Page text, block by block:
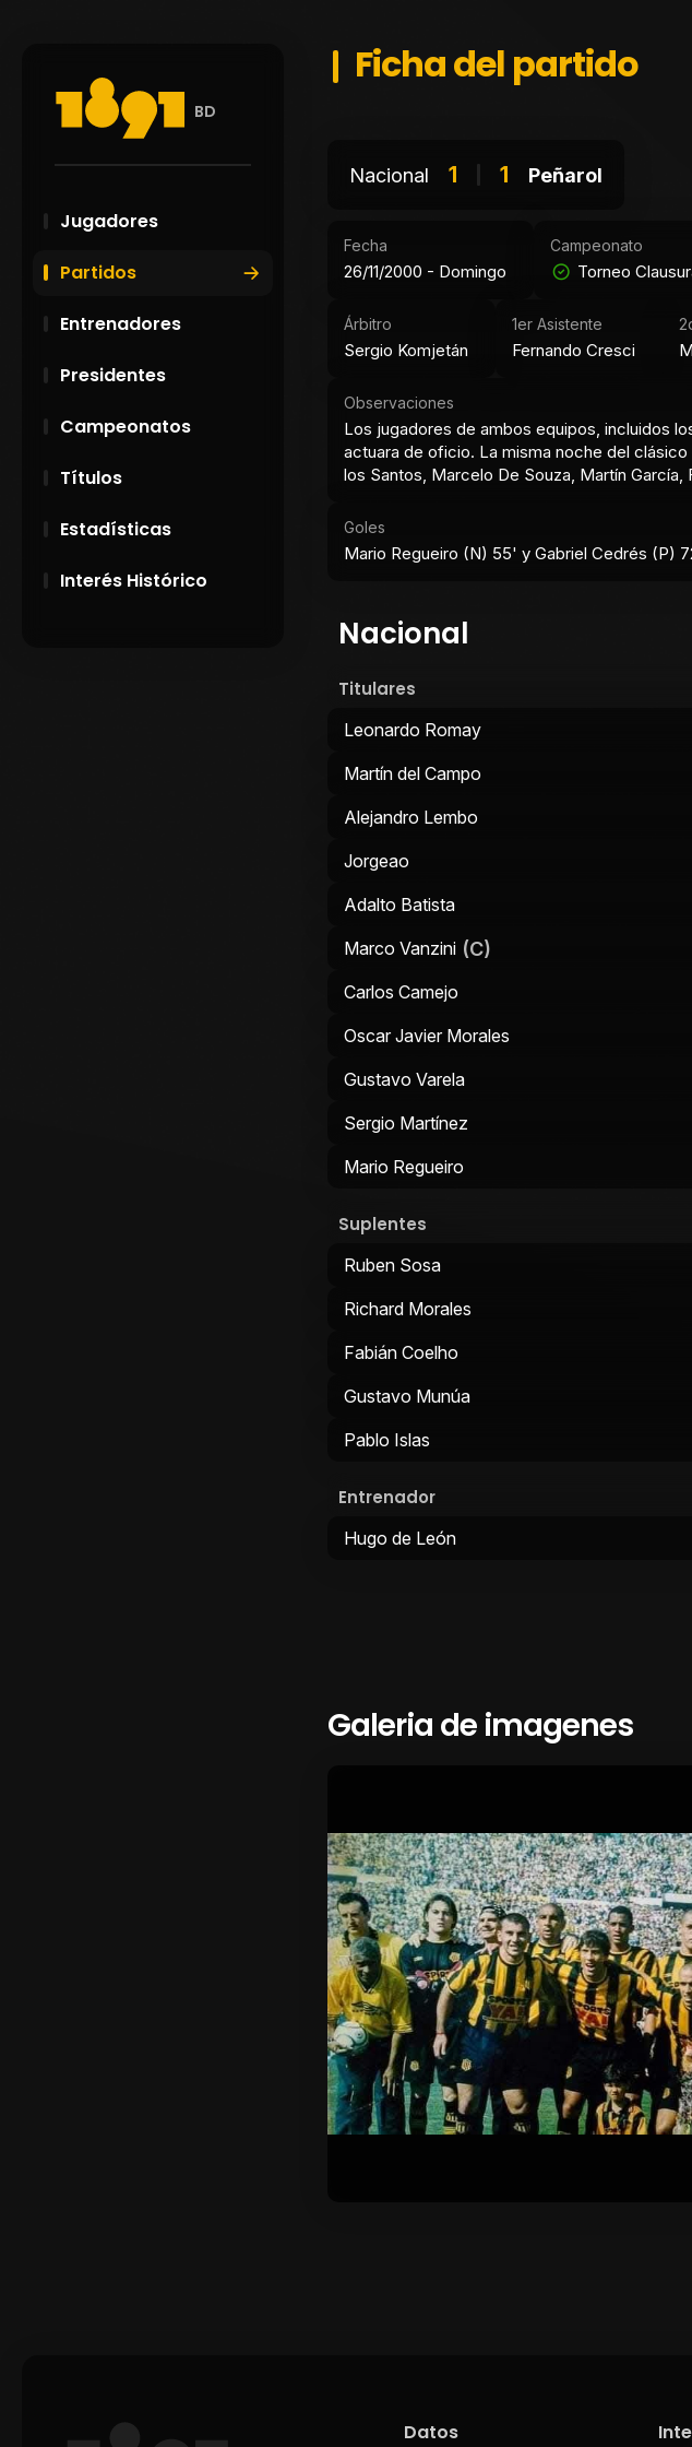
BD
Jugadores
Partidos
Entrenadores
Presidentes
Campeonatos
Títulos
Estadísticas
Interés Histórico
Ficha del partido
Nacional 1 1 Peñarol
Fecha
26/11/2000 - Domingo
Campeonato
Torneo
Árbitro
Sergio Komjetán
1er Asistente
Fernando Cresci
Observaciones
Los jugadores de ambos equipos, incluidos
actuara de oficio. La misma noche del
los Santos, Marcelo De Souza, Martín García,
Goles
Mario Regueiro (N) 55' y Gabriel Cedrés (P)
Nacional
Titulares
Leonardo Romay
Martín del Campo
Alejandro Lembo
Jorgeao
Adalto Batista
Marco Vanzini (C)
Carlos Camejo
Oscar Javier Morales
Gustavo Varela
Sergio Martínez
Mario Regueiro
Suplentes
Ruben Sosa
Richard Morales
Fabián Coelho
Gustavo Munúa
Pablo Islas
Entrenador
Hugo de León
Galeria de imagenes
Datos